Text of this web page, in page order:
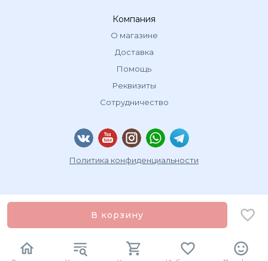
В корзину
Компания
О магазине
Доставка
Помощь
Реквизиты
Сотрудничество
Политика конфиденциальности